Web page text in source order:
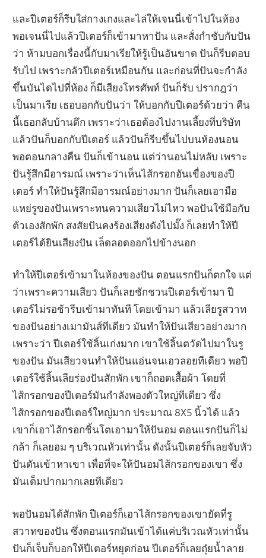
และปีเตอร์ก็รีบใส่กางเกงและไล่ให้เจนนี่เข้าไปในห้อง
พอเจนนี่ไปแล้วปีเตอร์ก็เข้ามาหาปัน และสั่งกำชับกับปัน
ว่า ห้ามบอกเรื่องนี้กับมาเรียให้รู้เป็นอันขาด ปันก็รีบตอบ
รับไป เพราะกลัวปีเตอร์เหมือนกัน และก่อนที่ปันจะกำลัง
ขึ้นบันไดไปที่ห้อง ก็มีเสียงโทรศัพท์ ปันก็รับ ปรากฎว่า
เป็นมาเรีย เธอบอกกับปันว่า ให้บอกกับปีเตอร์ด้วยว่า คืน
นี้เธอกลับบ้านดึก เพราะว่าเธอต้องไปงานเลี้ยงที่บริษัท
แล้วปันก็บอกกับปีเตอร์ แล้วปันก็รีบขึ้นไปบนห้องนอน
พอตอนกลางคืน ปันก็เข้านอน แต่ว่านอนไม่หลับ เพราะ
ปันรู้สึกมีอารมณ์ เพราะว่าเห็นไส้กรอกอันเขื่องของปี
เตอร์ ทำให้ปันรู้สึกมีอารมณ์อย่างมาก ปันก็เลยเอามือ
แหย่รูของปันเพราะทนความเสียวไม่ไหว พอปันใช้มือกับ
ตัวเองสักพัก สงสัยปันคงร้องเสียงดังไปมั๊ง ก็เลยทำให้ปี
เตอร์ได้ยินเสียงปัน เล็ดลอดออกไปข้างนอก
ทำให้ปีเตอร์เข้ามาในห้องของปัน ตอนแรกปันก็ตกใจ แต่
ว่าเพราะความเสียว ปันก็เลยชักชวนปีเตอร์เข้ามา ปี
เตอร์ไม่รอช้ารีบเข้ามาทันที โดยเข้ามา แล้วเลียรูสวาท
ของปันอย่างเมามันส์ทีเดียว มันทำให้ปันเสียวอย่างมาก
เพราะว่า ปีเตอร์ใช้ลิ้นเก่งมาก เขาใช้ลิ้นตวัดไปมาในรู
ของปัน มันเสียวจนทำให้ปันแอ่นจนเอวลอยทีเดียว พอปี
เตอร์ใช้ลิ้นเลียร่องปันสักพัก เขาก็ถอดเสื้อผ้า โดยที่
ไส้กรอกของปีเตอร์มันกำลังพองตัวใหญ่ทีเดียว ซึ่ง
ไส้กรอกของปีเตอร์ใหญ่มาก ประมาณ 8X5 นิ้วได้ แล้ว
เขาก็เอาไส้กรอกชิ้นโตเอามาให้ปันอม ตอนแรกปันก็ไม่
กล้า ก็เลยอม ๆ บริเวณหัวเท่านั้น ดังนั้นปีเตอร์ก็เลยจับหัว
ปันดันเข้าหาเขา เพื่อที่จะให้ปันอมไส้กรอกของเขา ซึ่ง
มันเต็มปากมากเลยทีเดียว
พอปันอมได้สักพัก ปีเตอร์ก็เอาไส้กรอกของเขายัดที่รู
สวาทของปัน ซึ่งตอนแรกมันเข้าได้แค่บริเวณหัวเท่านั้น
ปันก็เจ็บก็บอกให้ปีเตอร์หยุดก่อน ปีเตอร์ก็เลยถุ๋ยน้ำลาย